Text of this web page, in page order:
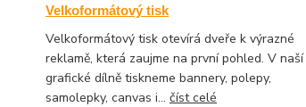
Velkoformátový tisk
Velkoformátový tisk otevírá dveře k výrazné
reklamě, která zaujme na první pohled. V naší
grafické dílně tiskneme bannery, polepy,
samolepky, canvas i...číst celé